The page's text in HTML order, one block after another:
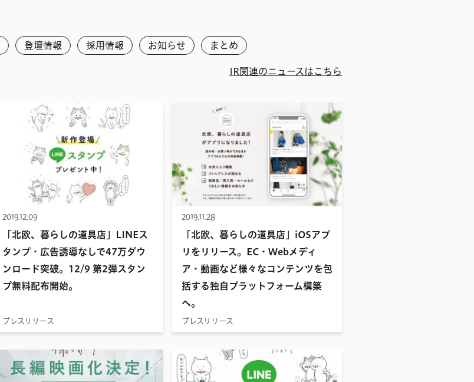
登壇情報 採用情報 お知らせ まとめ
IR関連のニュースはこちら
2019.12.09
「北欧、暮らしの道具店」LINEス
タンプ・広告誘導なしで47万ダウ
ンロード突破。12/9 第2弾スタン
プ無料配布開始。
プレスリリース
2019.11.28
「北欧、暮らしの道具店」iOSアプ
リをリリース。EC・Webメディ
ア・動画など様々なコンテンツを包
括する独自プラットフォーム構築
へ。
プレスリリース